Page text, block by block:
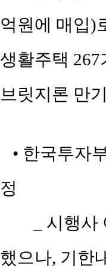
억원에 매입)
생활주택
브릿지론 만
• 한국투자
정
_ 시행
했으나, 기한